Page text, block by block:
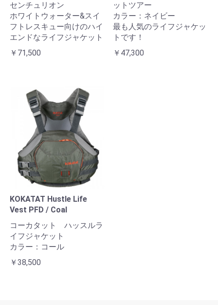
センチュリオン
ホワイトウォーター&スイ
フトレスキュー向けのハイ
エンドなライフジャケット
￥71,500
ットツアー
カラー：ネイビー
最も人気のライフジャケッ
トです！
￥47,300
KOKATAT Hustle Life
Vest PFD / Coal
コーカタット ハッスルラ
イフジャケット
カラー：コール
￥38,500